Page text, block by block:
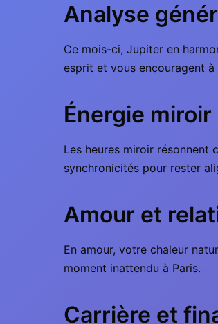
Analyse
Ce mois-ci, Jupiter en
esprit et vous encouragent
Énergie
Les heures miroir résonnent
synchronicités pour rester
Amour et
En amour, votre chaleur
moment inattendu à Paris.
Carrière et